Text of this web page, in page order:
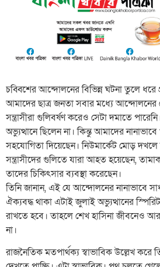
চব্বিশের আন্দোলনের বিভিন্ন ঘটনা তুলে ধরে
আমাদের ছাত্র জনতা সবার মধ্যে
সন্ত্রাসীরা গুলিবর্ষণ করেও সেটা দমাতে
অভ্যুত্থানে ছিলেন না। কিন্তু আমাদের
সহযোগিতা দিয়েছেন। নিউমার্কেট মোড়
সন্ত্রাসীদের গুলিতে যারা আহত হয়েছেন,
তাদের চিকিৎসার ব্যবস্থা করেছেন।
তিনি জানান, এই যে আন্দোলনের নানাভাবে
ঐক্যবদ্ধ থাকা এটাই জুলাই অভ্যুত্থানের
রাখতে হবে। তাহলে শেখ হাসিনা জীবনেও
না।
রাজনৈতিক মতপার্থক্য স্বাভাবিক উল্লেখ করে